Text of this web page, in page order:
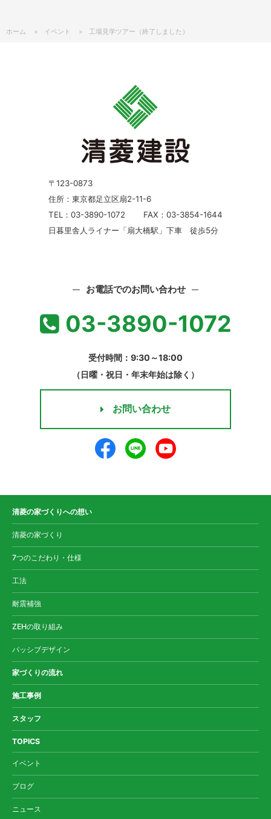
ホーム イベント 工場見学ツアー（終了しました）
〒123-0873
住所：東京都足立区扇2-11-6
TEL：03-3890-1072
FAX：03-3854-1644
日暮里舎人ライナー「扇大橋駅」下車 徒歩5分
お電話でのお問い合わせ
03-3890-1072
受付時間：9:30～18:00
（日曜・祝日・年末年始は除く）
お問い合わせ
清菱の家づくりへの想い
清菱の家づくり
7つのこだわり・仕様
工法
耐震補強
ZEHの取り組み
パッシブデザイン
家づくりの流れ
施工事例
スタッフ
TOPICS
イベント
ブログ
ニュース